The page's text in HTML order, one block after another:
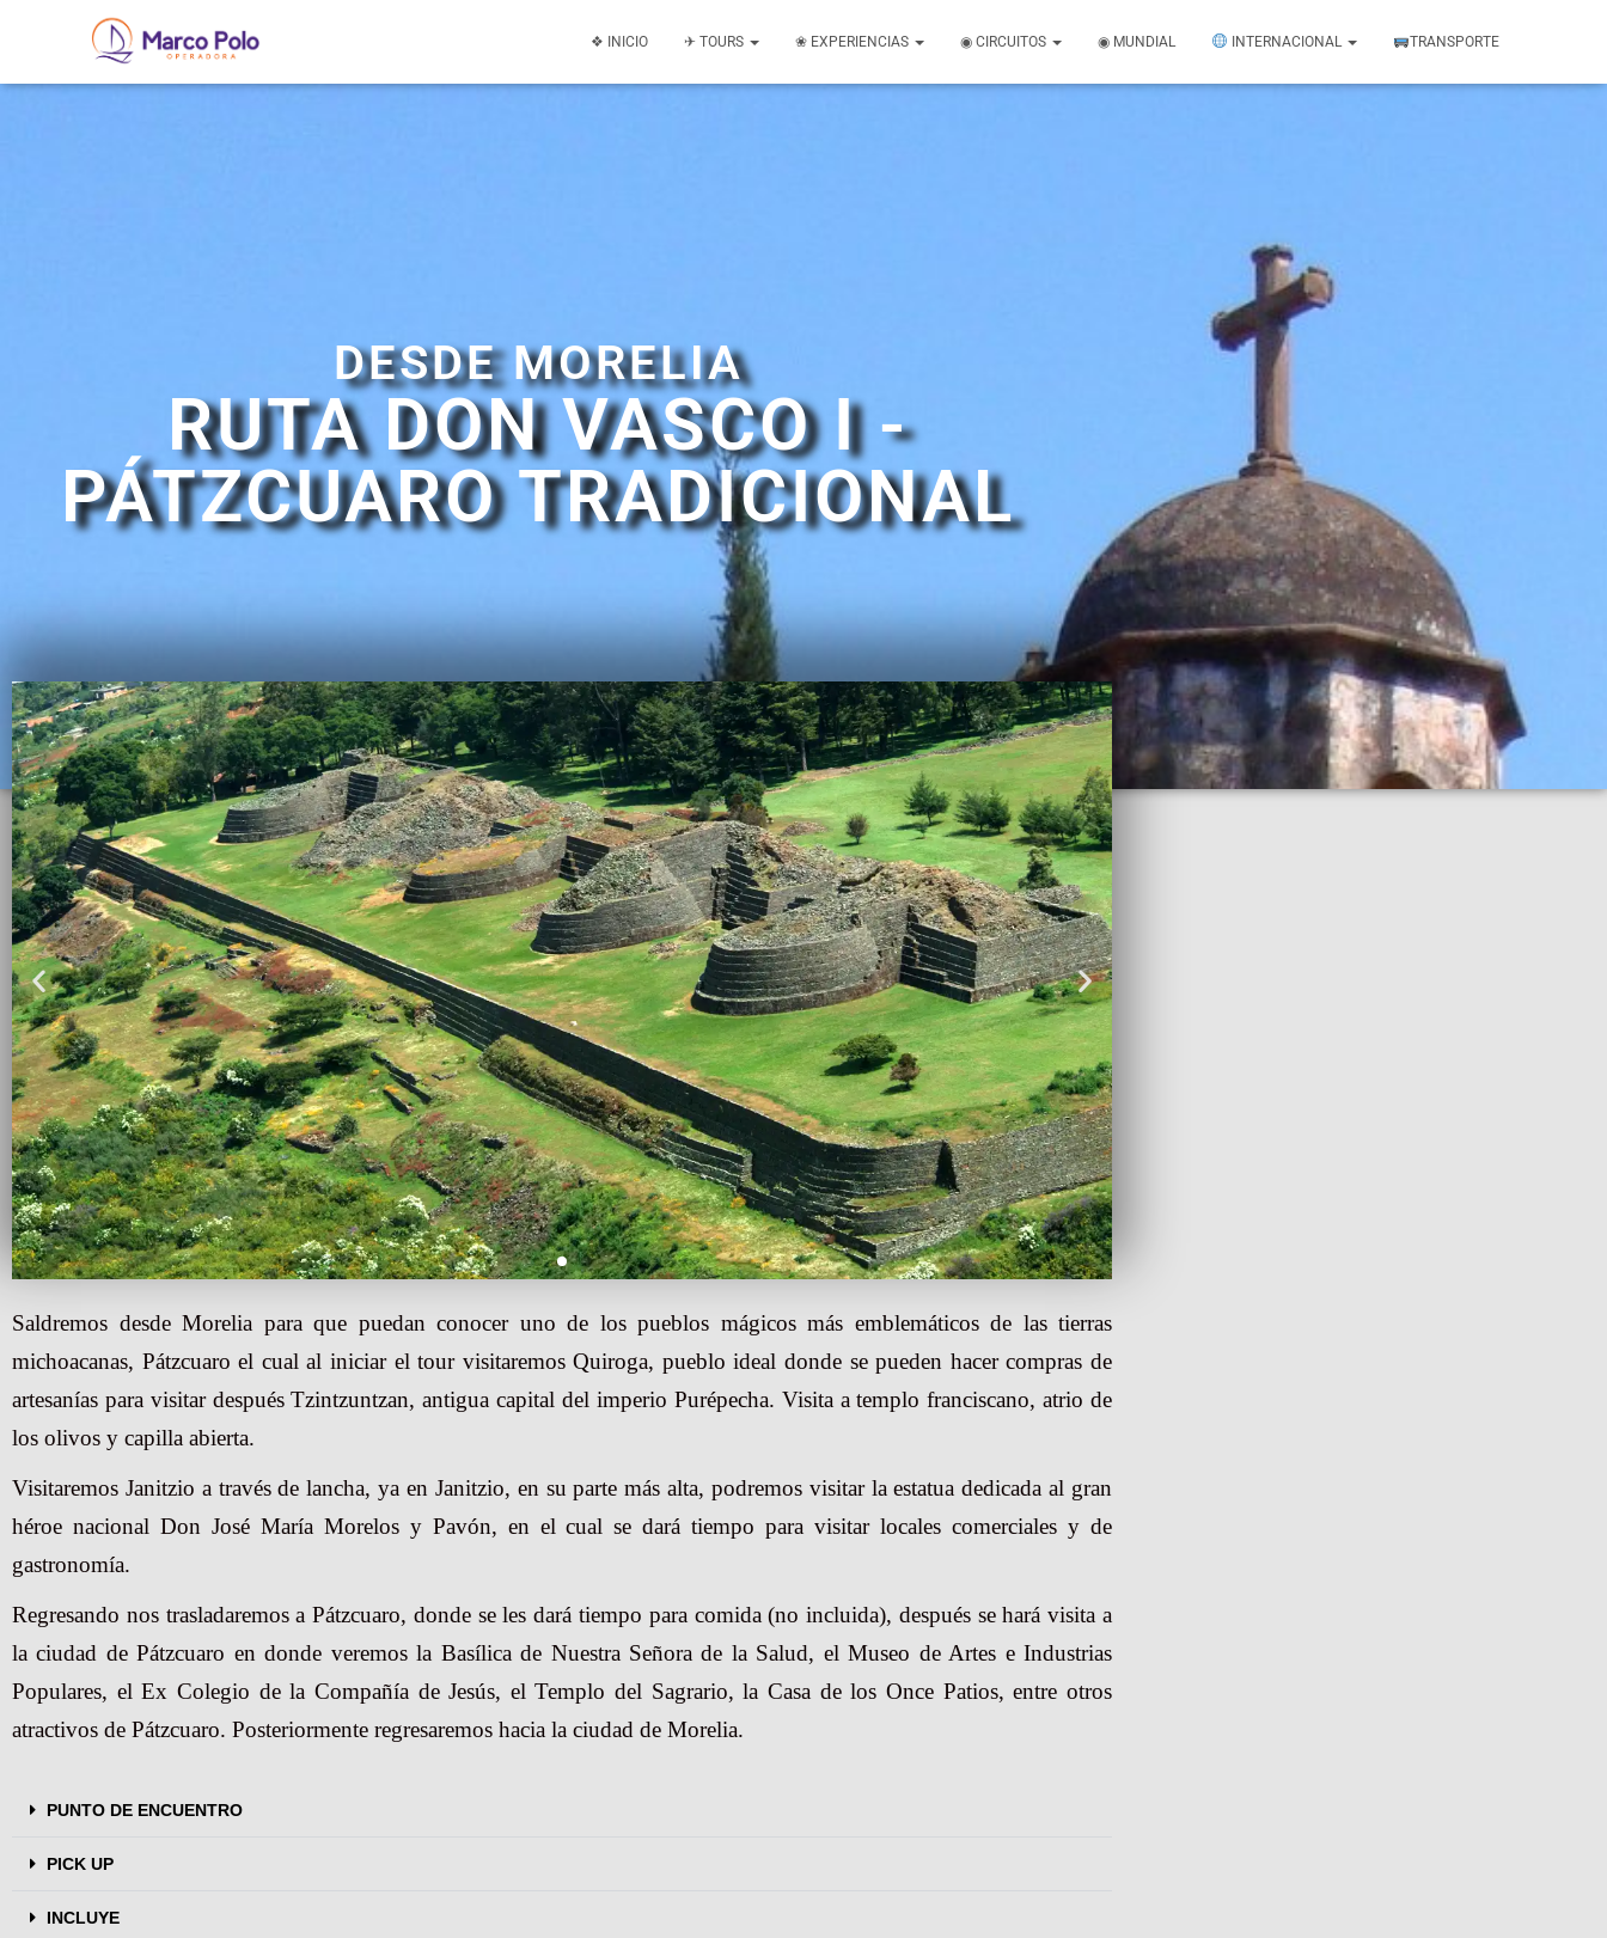
❖ INICIO ✈ TOURS ❀ EXPERIENCIAS ◉ CIRCUITOS ◉ MUNDIAL INTERNACIONAL TRANSPORTE
DESDE MORELIA
RUTA DON VASCO I -
PÁTZCUARO TRADICIONAL
Saldremos desde Morelia para que puedan conocer uno de los pueblos mágicos más emblemáticos de las tierras
michoacanas, Pátzcuaro el cual al iniciar el tour visitaremos Quiroga, pueblo ideal donde se pueden hacer compras de
artesanías para visitar después Tzintzuntzan, antigua capital del imperio Purépecha. Visita a templo franciscano, atrio de
los olivos y capilla abierta.
Visitaremos Janitzio a través de lancha, ya en Janitzio, en su parte más alta, podremos visitar la estatua dedicada al gran
héroe nacional Don José María Morelos y Pavón, en el cual se dará tiempo para visitar locales comerciales y de
gastronomía.
Regresando nos trasladaremos a Pátzcuaro, donde se les dará tiempo para comida (no incluida), después se hará visita a
la ciudad de Pátzcuaro en donde veremos la Basílica de Nuestra Señora de la Salud, el Museo de Artes e Industrias
Populares, el Ex Colegio de la Compañía de Jesús, el Templo del Sagrario, la Casa de los Once Patios, entre otros
atractivos de Pátzcuaro. Posteriormente regresaremos hacia la ciudad de Morelia.
PUNTO DE ENCUENTRO
PICK UP
INCLUYE